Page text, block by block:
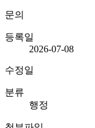
문의
등록일
2026-07-08
수정일
분류
행정